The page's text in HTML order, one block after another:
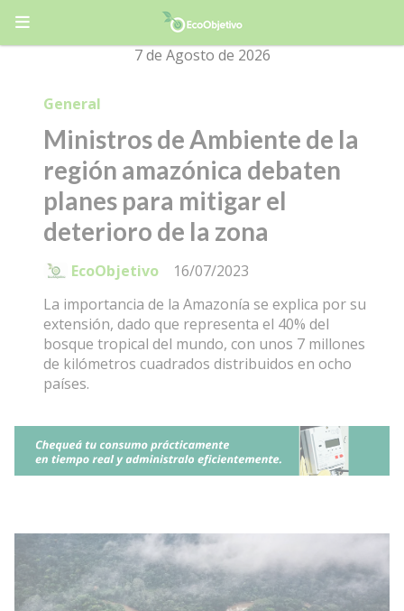
7 de Agosto de 2026
Ministros de Ambiente de la
región amazónica debaten
planes para mitigar el
deterioro de la zona
La importancia de la Amazonía se explica por su
extensión, dado que representa el 40% del
bosque tropical del mundo, con unos 7 millones
de kilómetros cuadrados distribuidos en ocho
países.
General
16/07/2023
EcoObjetivo